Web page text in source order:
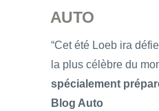
AUTO
“Cet été Loeb ira
la plus célèbre du
spécialement
Blog Auto